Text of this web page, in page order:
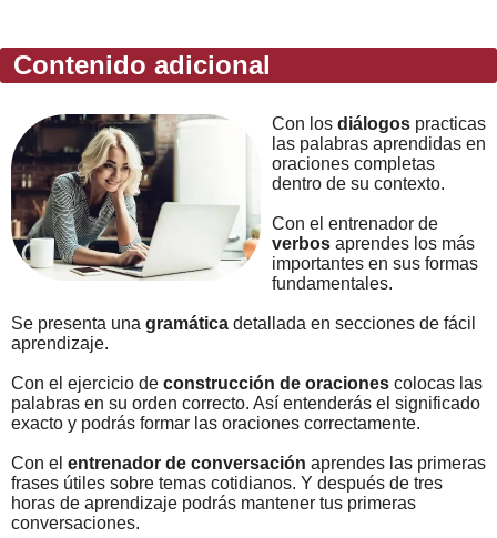
Contenido adicional
Con los diálogos practicas
las palabras aprendidas en
oraciones completas
dentro de su contexto.
Con el entrenador de
verbos aprendes los más
importantes en sus formas
fundamentales.
Se presenta una gramática detallada en secciones de fácil
aprendizaje.
Con el ejercicio de construcción de oraciones colocas las
palabras en su orden correcto. Así entenderás el significado
exacto y podrás formar las oraciones correctamente.
Con el entrenador de conversación aprendes las primeras
frases útiles sobre temas cotidianos. Y después de tres
horas de aprendizaje podrás mantener tus primeras
conversaciones.